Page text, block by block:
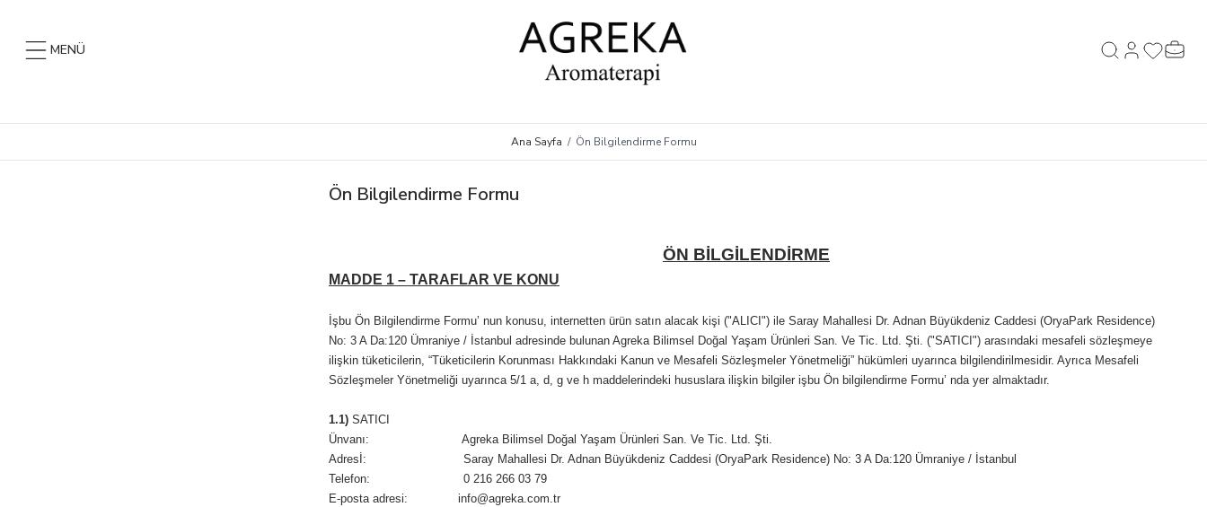
MENÜ
Hesabım
Favorilerim
Ana Sayfa / Ön Bilgilendirme Formu
Ön Bilgilendirme Formu
ÖN BİLGİLENDİRME
MADDE 1 – TARAFLAR VE KONU
İşbu Ön Bilgilendirme Formu’ nun konusu, internetten ürün satın alacak kişi ("ALICI") ile Saray Mahallesi Dr. Adnan Büyükdeniz Caddesi (OryaPark Residence)
No: 3 A Da:120 Ümraniye / İstanbul adresinde bulunan Agreka Bilimsel Doğal Yaşam Ürünleri San. Ve Tic. Ltd. Şti. ("SATICI") arasındaki mesafeli sözleşmeye
ilişkin tüketicilerin, “Tüketicilerin Korunması Hakkındaki Kanun ve Mesafeli Sözleşmeler Yönetmeliği” hükümleri uyarınca bilgilendirilmesidir. Ayrıca Mesafeli
Sözleşmeler Yönetmeliği uyarınca 5/1 a, d, g ve h maddelerindeki hususlara ilişkin bilgiler işbu Ön bilgilendirme Formu’ nda yer almaktadır.
1.1) SATICI
Ünvanı: Agreka Bilimsel Doğal Yaşam Ürünleri San. Ve Tic. Ltd. Şti.
Adresİ: Saray Mahallesi Dr. Adnan Büyükdeniz Caddesi (OryaPark Residence) No: 3 A Da:120 Ümraniye / İstanbul
Telefon: 0 216 266 03 79
E-posta adresi: info@agreka.com.tr